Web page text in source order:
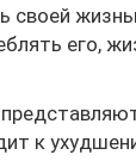
своей
его,
к